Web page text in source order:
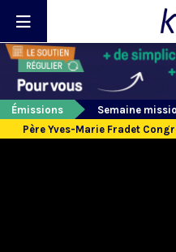
Émissions
Semaine
Père Yves-Marie Fradet